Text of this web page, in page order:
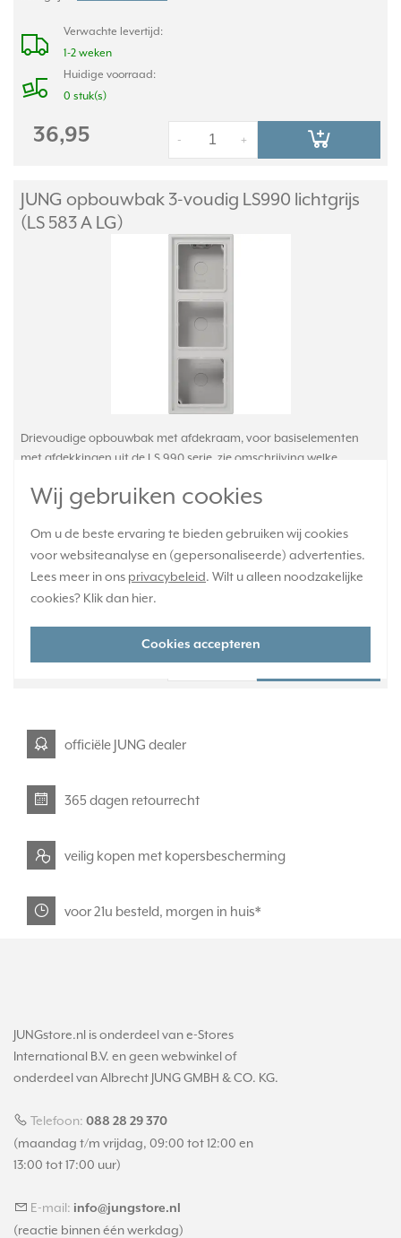
Wij gebruiken cookies
Om u de beste ervaring te bieden gebruiken wij cookies
voor websiteanalyse en (gepersonaliseerde) advertenties.
Lees meer in ons privacybeleid. Wilt u alleen noodzakelijke
cookies? Klik dan hier.
Cookies accepteren
Verwachte levertijd:
1-2 weken
Huidige voorraad:
0 stuk(s)
36,95 +
-
JUNG opbouwbak 3-voudig LS990 lichtgrijs
(LS 583 A LG)
Drievoudige opbouwbak met afdekraam, voor basiselementen
met afdekkingen uit de LS 990 serie, zie omschrijving welke
krasvast. Afm: 223 x 81 x 47 mm. Serie: LS 990, kleur: lichtgrijs.
Verwachte levertijd:
1-2 weken
Huidige voorraad:
58,95 +
-
officiële JUNG dealer
365 dagen retourrecht
veilig kopen met kopersbescherming
voor 21u besteld, morgen in huis*
JUNGstore.nl is onderdeel van e-Stores
International B.V. en geen webwinkel of
onderdeel van Albrecht JUNG GMBH & CO. KG.
Telefoon: 088 28 29 370
(maandag t/m vrijdag, 09:00 tot 12:00 en
13:00 tot 17:00 uur)
E-mail: info@jungstore.nl
(reactie binnen één werkdag)